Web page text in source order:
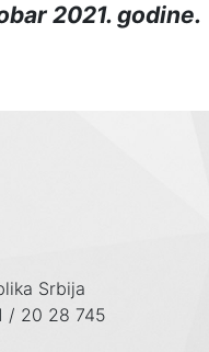
2021. godine.
Srbija
/ 20 28 745